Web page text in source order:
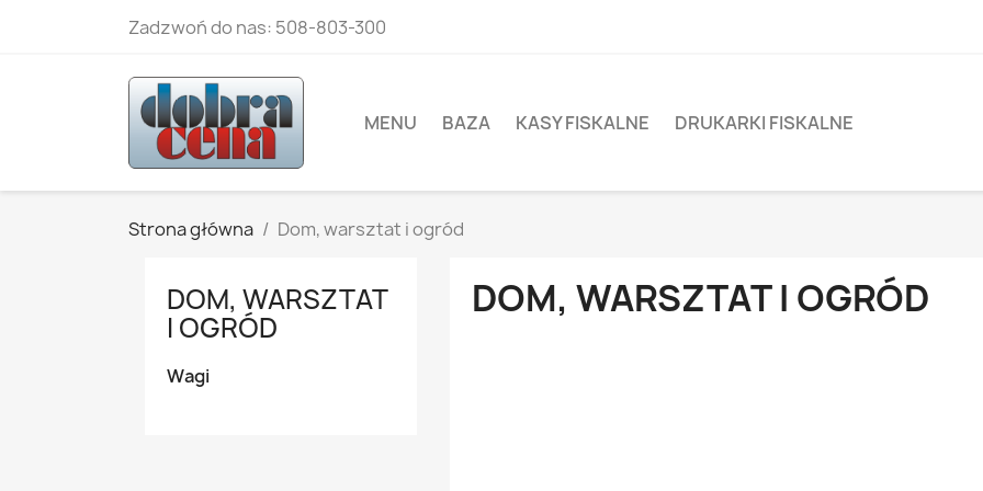
Zadzwoń do nas: 508-803-300
MENU BAZA KASY FISKALNE DRUKARKI FISKALNE
Strona główna Dom, warsztat i ogród
DOM, WARSZTAT
I OGRÓD
Wagi
DOM, WARSZTAT I OGRÓD